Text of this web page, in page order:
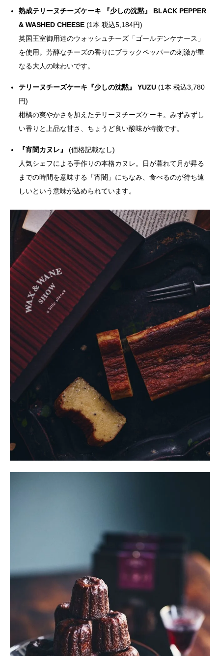
熟成テリーヌチーズケーキ 『少しの沈黙』 BLACK PEPPER
& WASHED CHEESE (1本 税込5,184円)
英国王室御用達のウォッシュチーズ「ゴールデンケナース」
を使用。芳醇なチーズの香りにブラックペッパーの刺激が重
なる大人の味わいです。
テリーヌチーズケーキ『少しの沈黙』 YUZU (1本 税込3,780
円)
柑橘の爽やかさを加えたテリーヌチーズケーキ。みずみずし
い香りと上品な甘さ、ちょうど良い酸味が特徴です。
『宵闇カヌレ』
(価格記載なし)
人気シェフによる手作りの本格カヌレ。日が暮れて月が昇る
までの時間を意味する「宵闇」にちなみ、食べるのが待ち遠
しいという意味が込められています。